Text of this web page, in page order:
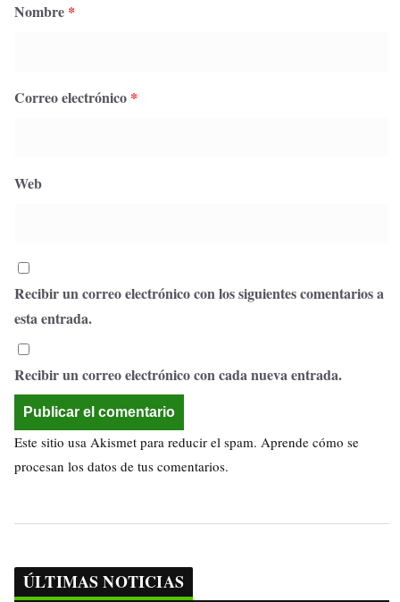
Nombre *
Correo electrónico *
Web
Recibir un correo electrónico con los siguientes comentarios a
esta entrada.
Recibir un correo electrónico con cada nueva entrada.
Este sitio usa Akismet para reducir el spam. Aprende cómo se
procesan los datos de tus comentarios.
ÚLTIMAS NOTICIAS